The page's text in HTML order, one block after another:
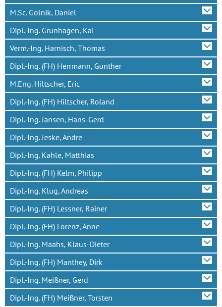
M.Sc. Golnik, Daniel
Dipl.-Ing. Grünhagen, Kai
Verm.-Ing. Harnisch, Thomas
Dipl.-Ing. (FH) Herrmann, Gunther
M.Eng. Hiltscher, Eric
Dipl.-Ing. (FH) Hiltscher, Roland
Dipl.-Ing. Jansen, Hans-Gerd
Dipl.-Ing. Jeske, Andre
Dipl.-Ing. Kahle, Matthias
Dipl.-Ing. (FH) Kelm, Philipp
Dipl.-Ing. Klug, Andreas
Dipl.-Ing. (FH) Lessner, Rainer
Dipl.-Ing. (FH) Lorenz, Änne
Dipl.-Ing. Maahs, Klaus-Dieter
Dipl.-Ing. (FH) Manthey, Dirk
Dipl.-Ing. Meißner, Gerd
Dipl.-Ing. (FH) Meißner, Torsten